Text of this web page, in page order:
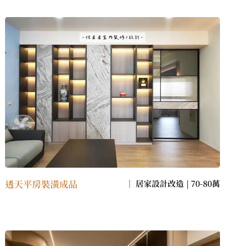
透天平房裝潢成品 ｜ 居家設計改造 | 70-80萬